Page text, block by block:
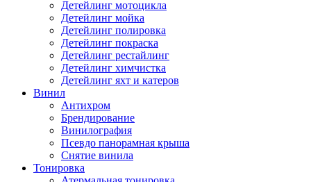
Детейлинг мотоцикла
Детейлинг мойка
Детейлинг полировка
Детейлинг покраска
Детейлинг рестайлинг
Детейлинг химчистка
Детейлинг яхт и катеров
Винил
Антихром
Брендирование
Винилография
Псевдо панорамная крыша
Снятие винила
Тонировка